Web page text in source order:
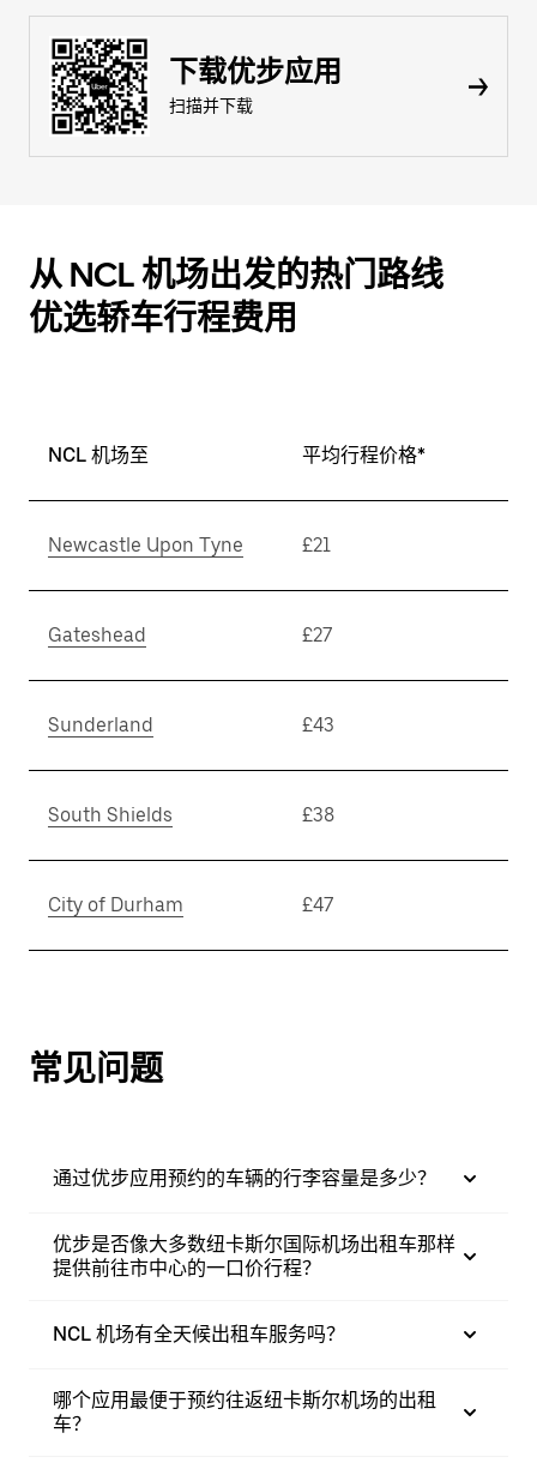
下载优步应用
扫描并下载
从 NCL 机场出发的热门路线
优选轿车行程费用
NCL 机场至 平均行程价格*
Newcastle Upon Tyne £21
Gateshead £27
Sunderland £43
South Shields £38
City of Durham £47
常见问题
通过优步应用预约的车辆的行李容量是多少？
优步是否像大多数纽卡斯尔国际机场出租车那样
提供前往市中心的一口价行程？
NCL 机场有全天候出租车服务吗？
哪个应用最便于预约往返纽卡斯尔机场的出租
车？